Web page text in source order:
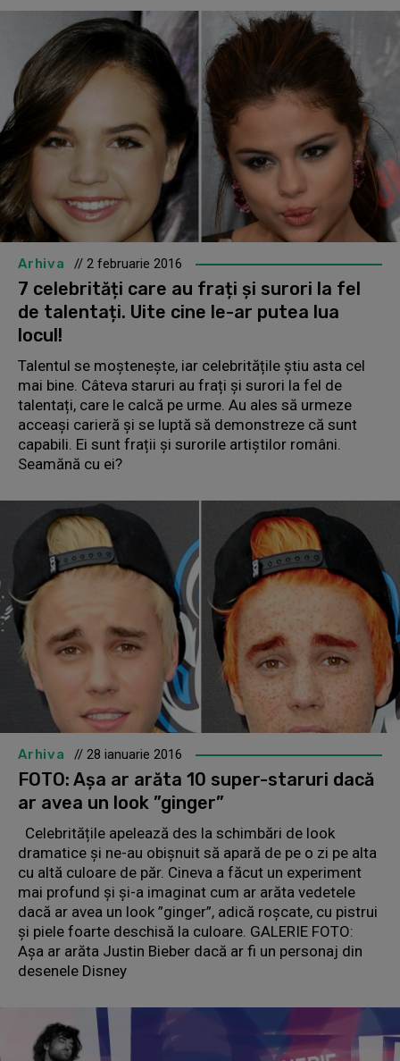
Arhiva // 2 februarie 2016
7 celebrități care au frați și surori la fel
de talentați. Uite cine le-ar putea lua
locul!
Talentul se moștenește, iar celebritățile știu asta cel
mai bine. Câteva staruri au frați și surori la fel de
talentați, care le calcă pe urme. Au ales să urmeze
acceași carieră și se luptă să demonstreze că sunt
capabili. Ei sunt frații și surorile artiștilor români.
Seamănă cu ei?
Arhiva // 28 ianuarie 2016
FOTO: Așa ar arăta 10 super-staruri dacă
ar avea un look ”ginger”
Celebritățile apelează des la schimbări de look
dramatice și ne-au obișnuit să apară de pe o zi pe alta
cu altă culoare de păr. Cineva a făcut un experiment
mai profund și și-a imaginat cum ar arăta vedetele
dacă ar avea un look ”ginger”, adică roșcate, cu pistrui
și piele foarte deschisă la culoare. GALERIE FOTO:
Așa ar arăta Justin Bieber dacă ar fi un personaj din
desenele Disney